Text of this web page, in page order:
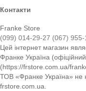
Контакти
Franke Store
(099) 014-29-27 (067) 955-
Цей інтернет магазин
Франке Україна
(https://frstore.com.ua/
ТОВ «Франке Україна» не
frstore.com.ua.